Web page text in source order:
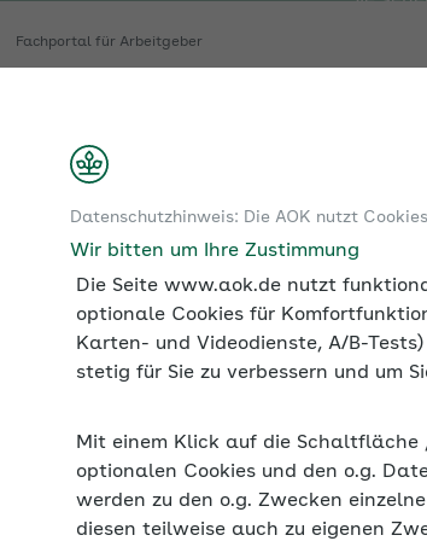
Datenschutzhinweis: Die AOK nutzt Cookies
Wir bitten um Ihre Zustimmung
Die Seite www.aok.de nutzt
optionale Cookies für
Karten- und Videodienste, A/B-
stetig für Sie zu verbessern und um
Mit einem Klick auf die Schaltfläche
optionalen Cookies und den o.g.
werden zu den o.g. Zwecken
diesen teilweise auch zu eigenen
Fachportal für Arbeitgeber
Betriebliche Gesundheit
Entgeltfortzahlung und Ausgleichsverfahren